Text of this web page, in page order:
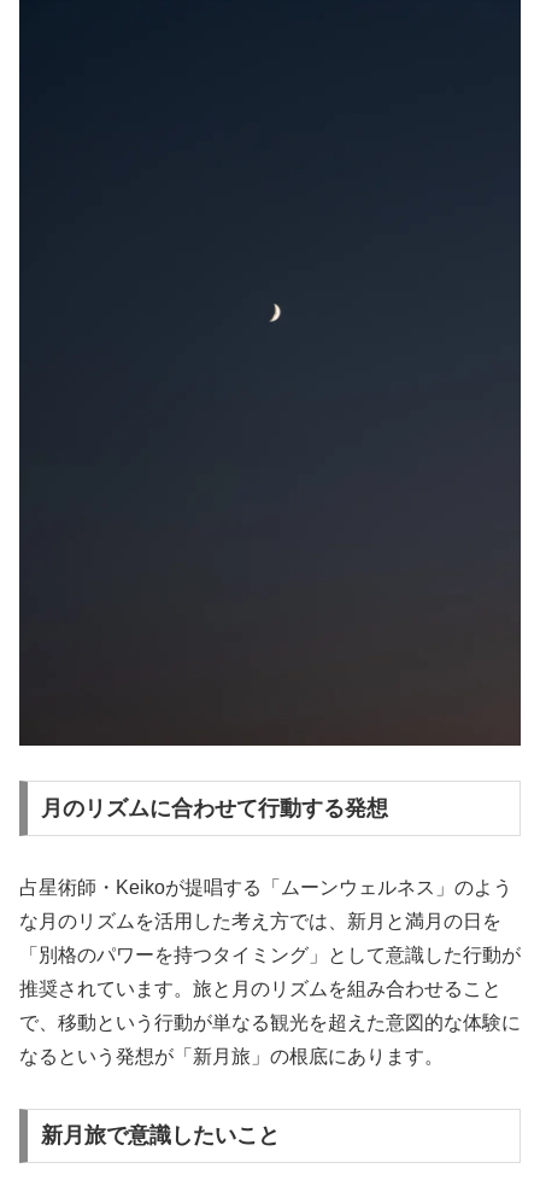
月のリズムに合わせて行動する発想
占星術師・Keikoが提唱する「ムーンウェルネス」のよう
な月のリズムを活用した考え方では、新月と満月の日を
「別格のパワーを持つタイミング」として意識した行動が
推奨されています。旅と月のリズムを組み合わせること
で、移動という行動が単なる観光を超えた意図的な体験に
なるという発想が「新月旅」の根底にあります。
新月旅で意識したいこと